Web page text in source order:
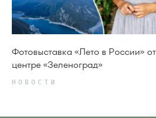
Фотовыставка «Лето в России»
центре «Зеленоград»
НОВОСТИ